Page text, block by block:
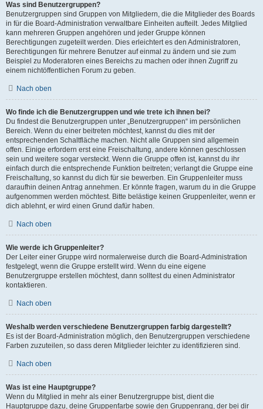
Was sind Benutzergruppen?
Benutzergruppen sind Gruppen von Mitgliedern, die die Mitglieder des Boards
in für die Board-Administration verwaltbare Einheiten aufteilt. Jedes Mitglied
kann mehreren Gruppen angehören und jeder Gruppe können
Berechtigungen zugeteilt werden. Dies erleichtert es den Administratoren,
Berechtigungen für mehrere Benutzer auf einmal zu ändern und sie zum
Beispiel zu Moderatoren eines Bereichs zu machen oder ihnen Zugriff zu
einem nichtöffentlichen Forum zu geben.
Nach oben
Wo finde ich die Benutzergruppen und wie trete ich ihnen bei?
Du findest die Benutzergruppen unter „Benutzergruppen“ im persönlichen
Bereich. Wenn du einer beitreten möchtest, kannst du dies mit der
entsprechenden Schaltfläche machen. Nicht alle Gruppen sind allgemein
offen. Einige erfordern erst eine Freischaltung, andere können geschlossen
sein und weitere sogar versteckt. Wenn die Gruppe offen ist, kannst du ihr
einfach durch die entsprechende Funktion beitreten; verlangt die Gruppe eine
Freischaltung, so kannst du dich für sie bewerben. Ein Gruppenleiter muss
daraufhin deinen Antrag annehmen. Er könnte fragen, warum du in die Gruppe
aufgenommen werden möchtest. Bitte belästige keinen Gruppenleiter, wenn er
dich ablehnt, er wird einen Grund dafür haben.
Nach oben
Wie werde ich Gruppenleiter?
Der Leiter einer Gruppe wird normalerweise durch die Board-Administration
festgelegt, wenn die Gruppe erstellt wird. Wenn du eine eigene
Benutzergruppe erstellen möchtest, dann solltest du einen Administrator
kontaktieren.
Nach oben
Weshalb werden verschiedene Benutzergruppen farbig dargestellt?
Es ist der Board-Administration möglich, den Benutzergruppen verschiedene
Farben zuzuteilen, so dass deren Mitglieder leichter zu identifizieren sind.
Nach oben
Was ist eine Hauptgruppe?
Wenn du Mitglied in mehr als einer Benutzergruppe bist, dient die
Hauptgruppe dazu, deine Gruppenfarbe sowie den Gruppenrang, der bei dir